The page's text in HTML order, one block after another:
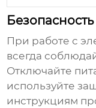
При работе с
всегда
Отключайте
используйте
инструкциям